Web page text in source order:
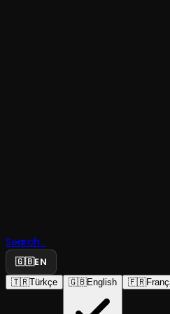
Search...
🇬🇧EN
🇹🇷Türkçe 🇬🇧English 🇫🇷